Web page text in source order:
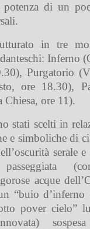
di un
in tre
Inferno
Purgatorio
ore 18.30),
Chiesa, ore 11).
stati scelti in
e simboliche di
serale e
passeggiata
acque
“buio
pover cielo”